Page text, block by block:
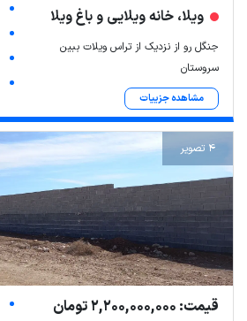
ویلا، خانه ویلایی و باغ ویلا
جنگل رو از نزدیک از تراس ویلات ببین
سروستان
مشاهده جزییات
4 تصویر
قیمت: 2,200,000,000 تومان